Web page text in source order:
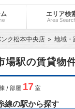
エリア検
Area
ク松本中央店 地域・
場駅の賃貸物
/ 部屋 17 室
線の駅から探す